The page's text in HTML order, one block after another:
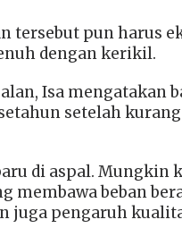
tersebut pun harus
dengan kerikil.
Isa mengatakan
setelah
di aspal. Mungkin
membawa beban
juga pengaruh